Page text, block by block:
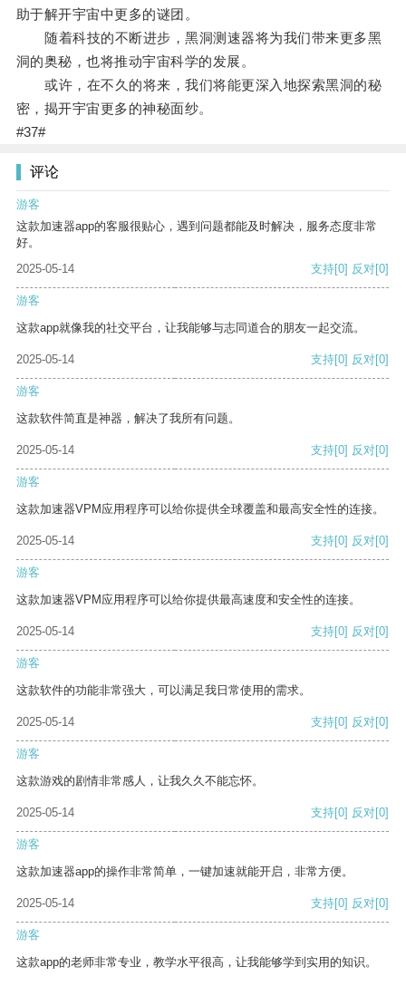
助于解开宇宙中更多的谜团。
随着科技的不断进步，黑洞测速器将为我们带来更多黑
洞的奥秘，也将推动宇宙科学的发展。
或许，在不久的将来，我们将能更深入地探索黑洞的秘
密，揭开宇宙更多的神秘面纱。
#37#
评论
游客
这款加速器app的客服很贴心，遇到问题都能及时解决，服务态度非常
好。
2025-05-14
支持[0] 反对[0]
游客
这款app就像我的社交平台，让我能够与志同道合的朋友一起交流。
2025-05-14 支持[0] 反对[0]
游客
这款软件简直是神器，解决了我所有问题。
2025-05-14 支持[0] 反对[0]
游客
这款加速器VPM应用程序可以给你提供全球覆盖和最高安全性的连接。
2025-05-14 支持[0] 反对[0]
游客
这款加速器VPM应用程序可以给你提供最高速度和安全性的连接。
2025-05-14 支持[0] 反对[0]
游客
这款软件的功能非常强大，可以满足我日常使用的需求。
2025-05-14 支持[0] 反对[0]
游客
这款游戏的剧情非常感人，让我久久不能忘怀。
2025-05-14 支持[0] 反对[0]
游客
这款加速器app的操作非常简单，一键加速就能开启，非常方便。
2025-05-14 支持[0] 反对[0]
游客
这款app的老师非常专业，教学水平很高，让我能够学到实用的知识。